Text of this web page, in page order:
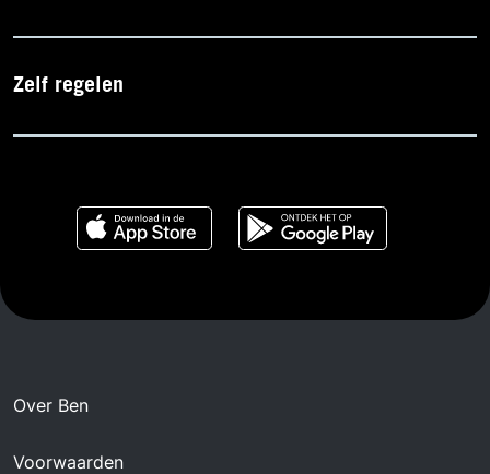
Zelf regelen
Over Ben
Voorwaarden